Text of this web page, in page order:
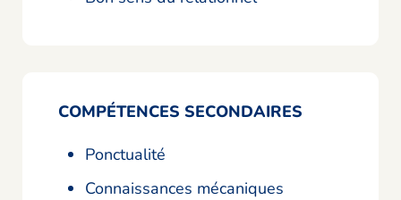
COMPÉTENCES SECONDAIRES
Ponctualité
Connaissances mécaniques